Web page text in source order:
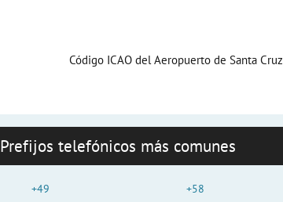
Código ICAO del Aeropuerto de Santa Cruz
Prefijos telefónicos más comunes
+49
+58